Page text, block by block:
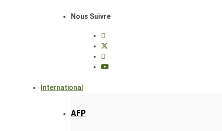
Nous Suivre
International
AFP